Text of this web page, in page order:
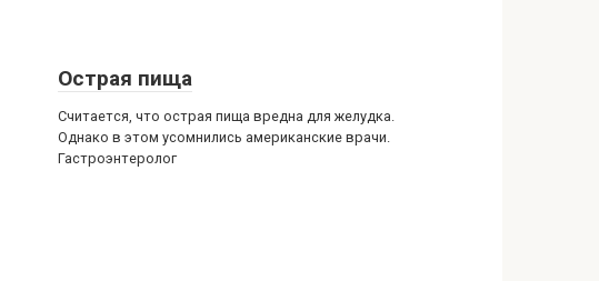
Острая пища
Считается, что острая пища вредна для желудка.
Однако в этом усомнились американские врачи.
Гастроэнтеролог